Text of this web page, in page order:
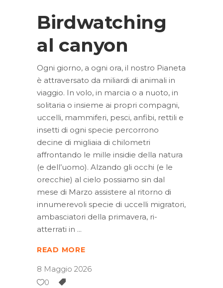
Birdwatching
al canyon
Ogni giorno, a ogni ora, il nostro Pianeta
è attraversato da miliardi di animali in
viaggio. In volo, in marcia o a nuoto, in
solitaria o insieme ai propri compagni,
uccelli, mammiferi, pesci, anfibi, rettili e
insetti di ogni specie percorrono
decine di migliaia di chilometri
affrontando le mille insidie della natura
(e dell’uomo). Alzando gli occhi (e le
orecchie) al cielo possiamo sin dal
mese di Marzo assistere al ritorno di
innumerevoli specie di uccelli migratori,
ambasciatori della primavera, ri-
atterrati in
READ MORE
8 Maggio 2026
0